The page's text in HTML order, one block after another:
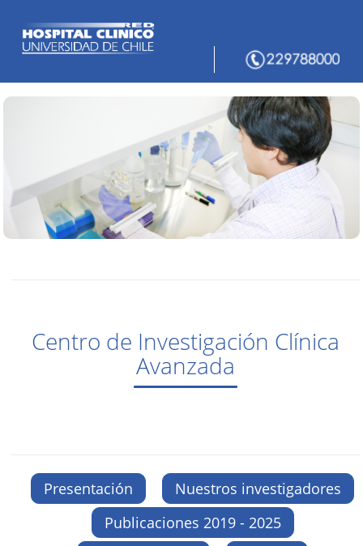
Centro de Investigación Clínica
Avanzada
Presentación
Nuestros investigadores
Publicaciones 2019 - 2025